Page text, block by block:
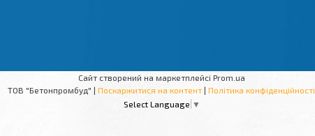
Сайт створений на маркетплейсі Prom.ua
ТОВ "Бетонпромбуд" | Поскаржитися на контент | Політика конфіденційності
Select Language ▼